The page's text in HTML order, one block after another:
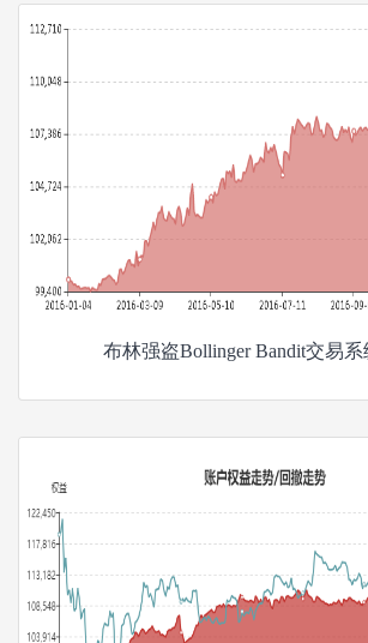
布林强盗Bollinger Bandit交易系